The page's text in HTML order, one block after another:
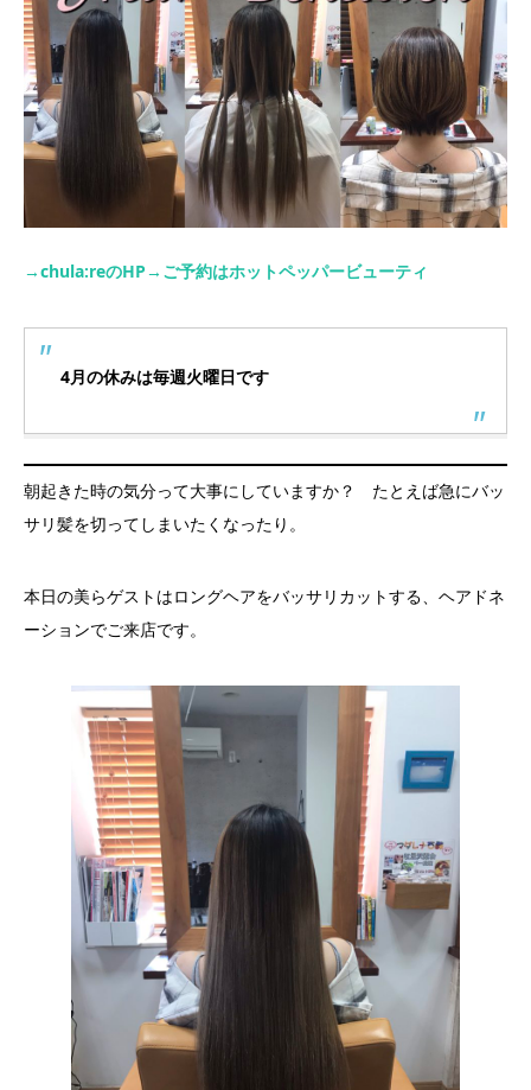
→chula:reのHP→ご予約はホットペッパービューティ
4月の休みは毎週火曜日です
朝起きた時の気分って大事にしていますか？ たとえば急にバッ
サリ髪を切ってしまいたくなったり。
本日の美らゲストはロングヘアをバッサリカットする、ヘアドネ
ーションでご来店です。